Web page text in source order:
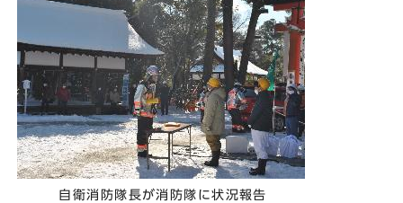
自衛消防隊長が消防隊に状況報告